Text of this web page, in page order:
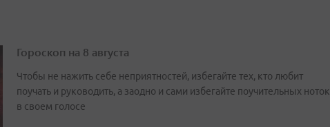
Гороскоп на 8 августа
Чтобы не нажить себе неприятностей, избегайте тех, кто любит
поучать и руководить, а заодно и сами избегайте поучительных ноток
в своем голосе